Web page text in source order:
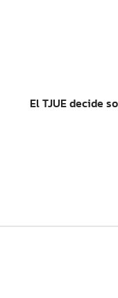
El TJUE decide